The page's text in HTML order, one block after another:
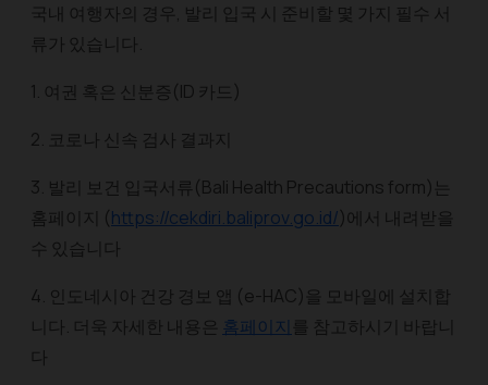
국내 여행자의 경우, 발리 입국 시 준비할 몇 가지 필수 서
류가 있습니다.
1. 여권 혹은 신분증(ID 카드)
2. 코로나 신속 검사 결과지
3. 발리 보건 입국서류(Bali Health Precautions form)는
홈페이지 (https://cekdiri.baliprov.go.id/)에서 내려받을
수 있습니다
4. 인도네시아 건강 경보 앱 (e-HAC)을 모바일에 설치합
니다. 더욱 자세한 내용은 홈페이지 를 참고하시기 바랍니
다